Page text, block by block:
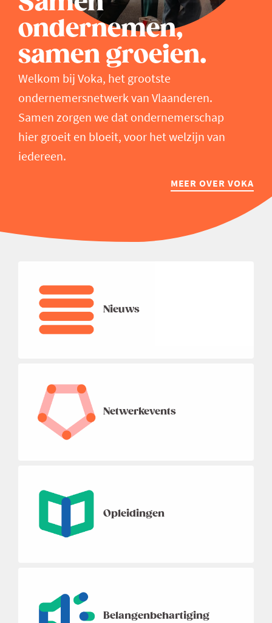
ondernemen,
samen groeien.
Welkom bij Voka, het grootste
ondernemersnetwerk van Vlaanderen.
Samen zorgen we dat ondernemerschap
hier groeit en bloeit, voor het welzijn van
iedereen.
MEER OVER VOKA
Nieuws
Netwerkevents
Opleidingen
Belangenbehartiging